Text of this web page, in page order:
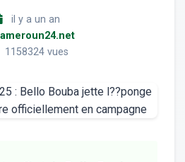
il y a un an
1158324 vues